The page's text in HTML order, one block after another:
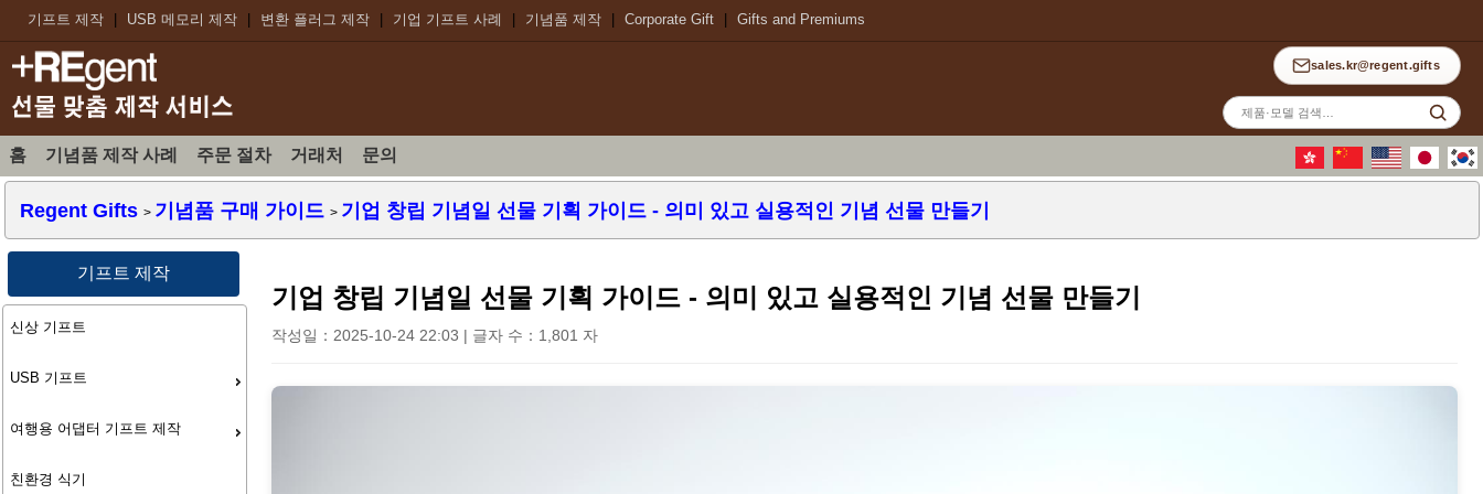
기프트 제작 USB 메모리 제작 변환 플러그 제작 기업 기프트 사례 기념품 제작 Corporate Gift Gifts and Premiums
sales.kr@regent.gifts
사
이
트
검
색
홈 기념품 제작 사례 주문 절차 거래처 문의
Regent Gifts > 기념품 구매 가이드 > 기업 창립 기념일 선물 기획 가이드 - 의미 있고 실용적인 기념 선물 만들기
기프트 제작
신상 기프트
USB 기프트
여행용 어댑터 기프트 제작
친환경 식기
기업 창립 기념일 선물 기획 가이드 - 의미 있고 실용적인 기념 선물 만들기
작성일：2025-10-24 22:03 | 글자 수：1,801 자